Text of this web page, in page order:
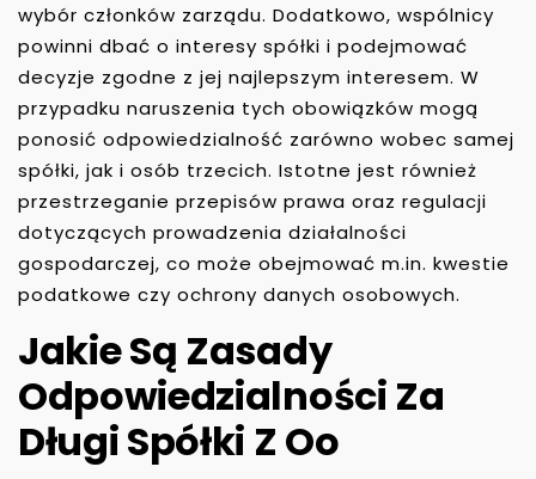
wybór członków zarządu. Dodatkowo, wspólnicy
powinni dbać o interesy spółki i podejmować
decyzje zgodne z jej najlepszym interesem. W
przypadku naruszenia tych obowiązków mogą
ponosić odpowiedzialność zarówno wobec samej
spółki, jak i osób trzecich. Istotne jest również
przestrzeganie przepisów prawa oraz regulacji
dotyczących prowadzenia działalności
gospodarczej, co może obejmować m.in. kwestie
podatkowe czy ochrony danych osobowych.
Jakie Są Zasady
Odpowiedzialności Za
Długi Spółki Z Oo